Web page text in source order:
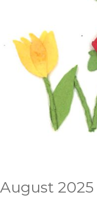
August 2025